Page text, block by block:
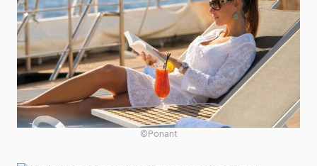
©Ponant